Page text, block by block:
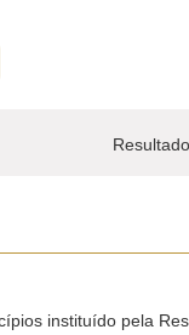
instituído pela